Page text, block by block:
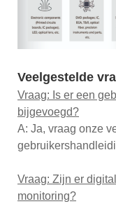
Veelgestelde
Vraag: Is er een
bijgevoegd?
A: Ja, vraag onze
Vraag: Zijn er
monitoring?